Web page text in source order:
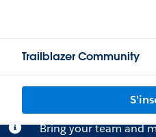
Trailblazer Community
Bring your team and